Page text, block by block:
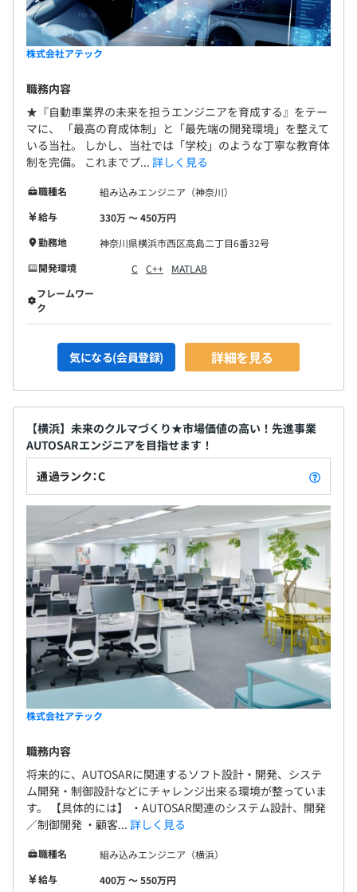
株式会社アテック
職務内容
★『自動車業界の未来を担うエンジニアを育成する』をテー
マに、 「最高の育成体制」と「最先端の開発環境」を整えて
いる当社。 しかし、当社では「学校」のような丁寧な教育体
制を完備。 これまでプ... 詳しく見る
職種名
組み込みエンジニア（神奈川）
給与
330万 〜 450万円
勤務地
神奈川県横浜市西区高島二丁目6番32号
開発環境
C C++
MATLAB
フレームワー
ク
気になる(会員登録) 詳細を見る
【横浜】未来のクルマづくり★市場価値の高い！先進事業
AUTOSARエンジニアを目指せます！
通過ランク：C
株式会社アテック
職務内容
将来的に、AUTOSARに関連するソフト設計・開発、システ
ム開発・制御設計などにチャレンジ出来る環境が整っていま
す。 【具体的には】 ・AUTOSAR関連のシステム設計、開発
／制御開発 ・顧客... 詳しく見る
職種名
組み込みエンジニア（横浜）
給与
400万 〜 550万円